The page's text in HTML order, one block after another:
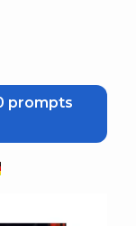
prompts